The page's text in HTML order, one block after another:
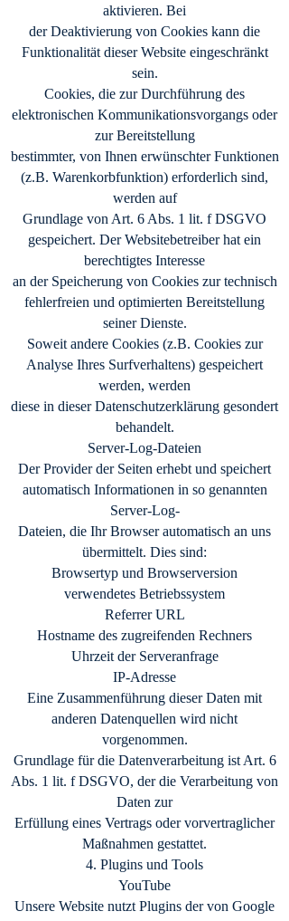
aktivieren. Bei
der Deaktivierung von Cookies kann die
Funktionalität dieser Website eingeschränkt
sein.
Cookies, die zur Durchführung des
elektronischen Kommunikationsvorgangs oder
zur Bereitstellung
bestimmter, von Ihnen erwünschter Funktionen
(z.B. Warenkorbfunktion) erforderlich sind,
werden auf
Grundlage von Art. 6 Abs. 1 lit. f DSGVO
gespeichert. Der Websitebetreiber hat ein
berechtigtes Interesse
an der Speicherung von Cookies zur technisch
fehlerfreien und optimierten Bereitstellung
seiner Dienste.
Soweit andere Cookies (z.B. Cookies zur
Analyse Ihres Surfverhaltens) gespeichert
werden, werden
diese in dieser Datenschutzerklärung gesondert
behandelt.
Server-Log-Dateien
Der Provider der Seiten erhebt und speichert
automatisch Informationen in so genannten
Server-Log-
Dateien, die Ihr Browser automatisch an uns
übermittelt. Dies sind:
Browsertyp und Browserversion
verwendetes Betriebssystem
Referrer URL
Hostname des zugreifenden Rechners
Uhrzeit der Serveranfrage
IP-Adresse
Eine Zusammenführung dieser Daten mit
anderen Datenquellen wird nicht
vorgenommen.
Grundlage für die Datenverarbeitung ist Art. 6
Abs. 1 lit. f DSGVO, der die Verarbeitung von
Daten zur
Erfüllung eines Vertrags oder vorvertraglicher
Maßnahmen gestattet.
4. Plugins und Tools
YouTube
Unsere Website nutzt Plugins der von Google